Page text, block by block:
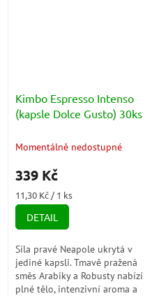
Kimbo Espresso Intenso
(kapsle Dolce Gusto) 30ks
Momentálně nedostupné
339 Kč
Měrná
cena:
11,30 Kč / 1 ks
DETAIL
Síla pravé Neapole ukrytá v
jediné kapsli. Tmavě pražená
směs Arabiky a Robusty nabízí
plné tělo, intenzivní aroma a